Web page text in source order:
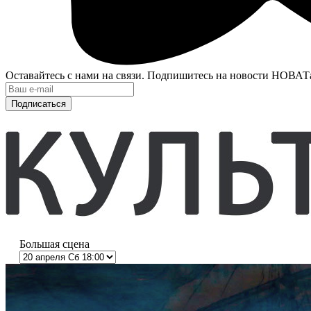
Оставайтесь с нами на связи. Подпишитесь на новости
Подписаться
Большая сцена